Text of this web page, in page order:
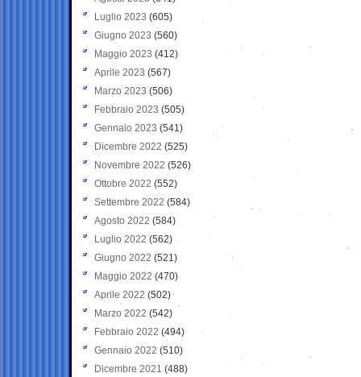
Luglio 2023 (605)
Giugno 2023 (560)
Maggio 2023 (412)
Aprile 2023 (567)
Marzo 2023 (506)
Febbraio 2023 (505)
Gennaio 2023 (541)
Dicembre 2022 (525)
Novembre 2022 (526)
Ottobre 2022 (552)
Settembre 2022 (584)
Agosto 2022 (584)
Luglio 2022 (562)
Giugno 2022 (521)
Maggio 2022 (470)
Aprile 2022 (502)
Marzo 2022 (542)
Febbraio 2022 (494)
Gennaio 2022 (510)
Dicembre 2021 (488)